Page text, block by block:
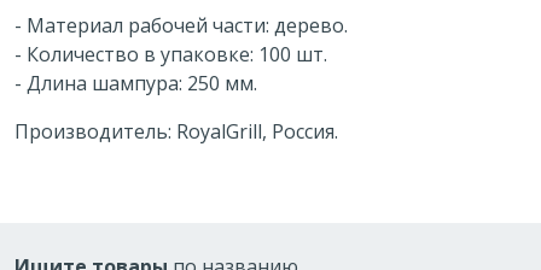
- Материал рабочей части: дерево.
- Количество в упаковке: 100 шт.
- Длина шампура: 250 мм.
Производитель: RoyalGrill, Россия.